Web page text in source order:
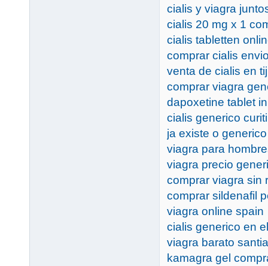
cialis y viagra
cialis 20 mg x 1
cialis tabletten
comprar cialis
venta de cialis en
comprar viagra
dapoxetine tablet
cialis generico
ja existe o
viagra para
viagra precio
comprar viagra sin
comprar sildenafil
viagra online spain
cialis generico en
viagra barato
kamagra gel